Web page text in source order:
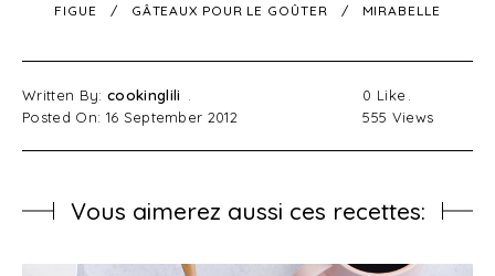
FIGUE GÂTEAUX POUR LE GOÛTER MIRABELLE
Written By: cookinglili
Posted On: 16 September 2012
0 Like
555 Views
Vous aimerez aussi ces recettes: